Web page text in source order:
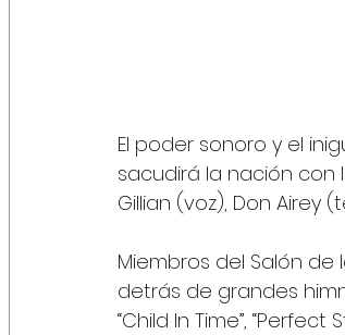
El poder sonoro y el
sacudirá la nación con
Gillian (voz), Don Airey
Miembros del Salón de
detrás de grandes
“Child In Time”, “Perfect